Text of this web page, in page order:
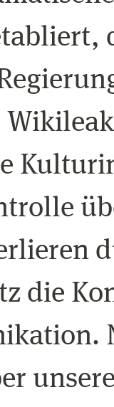
die